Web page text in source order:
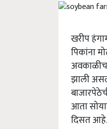
खरीप
पिकांना
झाली
आता
दिसत आहे.